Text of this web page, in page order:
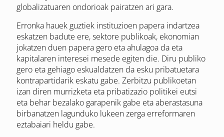
globalizatuaren ondorioak pairatzen ari gara.
Erronka hauek guztiek instituzioen papera indartzea
eskatzen badute ere, sektore publikoak, ekonomian
jokatzen duen papera gero eta ahulagoa da eta
kapitalaren interesei mesede egiten die. Diru publiko
gero eta gehiago eskualdatzen da esku pribatuetara
kontrapartidarik eskatu gabe. Zerbitzu publikoetan
izan diren murrizketa eta pribatizazio politikei eutsi
eta behar bezalako garapenik gabe eta aberastasuna
birbanatzen lagunduko lukeen zerga erreformaren
eztabaiari heldu gabe.